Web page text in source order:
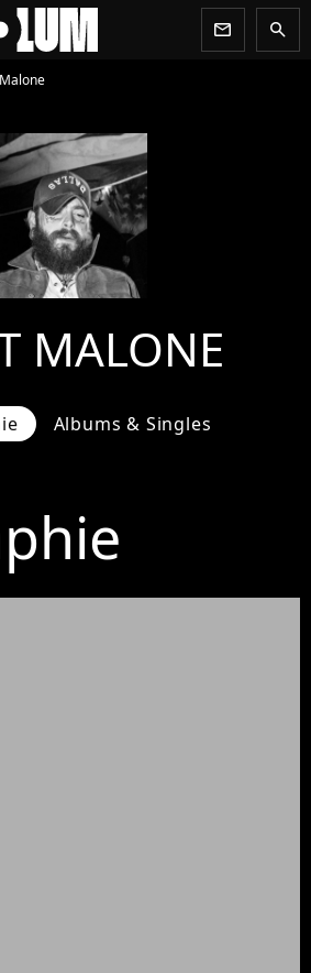
newsletter search
MALONE
Albums & Singles